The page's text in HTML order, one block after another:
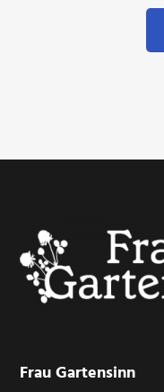
Footer
Frau Gartensinn